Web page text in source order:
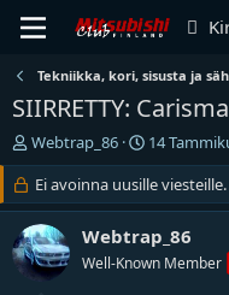
Tekniikka, kori, sisusta ja
SIIRRETTY:
V
i
e
s
t
i
k
Webtrap_86
A
l
o
i
u
s
14
Ei avoinna uusille viesteille.
Webtrap_86
Well-Known Member